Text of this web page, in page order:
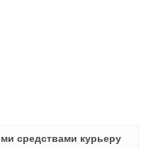
средствами курьеру